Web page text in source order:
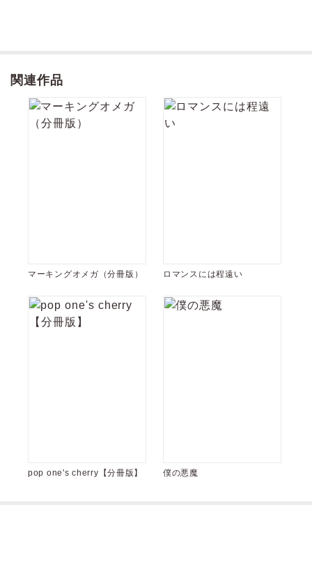
関連作品
マーキングオメガ（分冊版） ロマンスには程遠い
pop one's cherry【分冊版】 僕の悪魔